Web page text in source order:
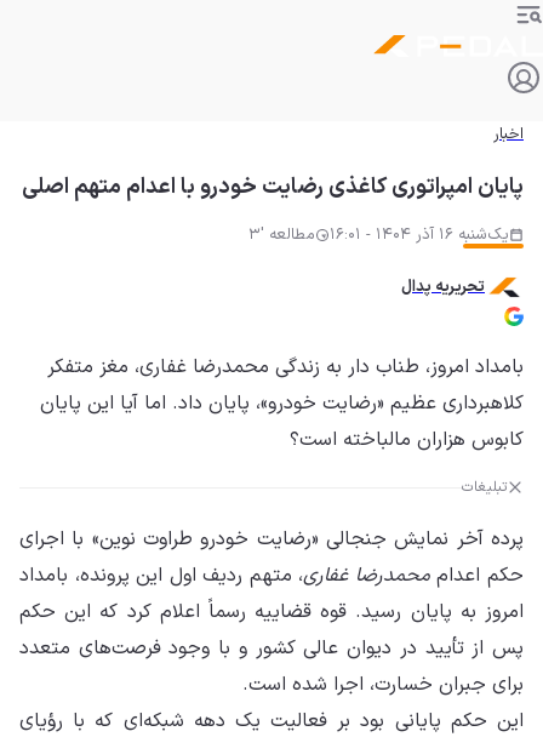
اخبار
پایان امپراتوری کاغذی رضایت خودرو با اعدام متهم اصلی
یک‌شنبه 16 آذر 1404 - 16:01 مطالعه '3
تحریریه پدال
بامداد امروز، طناب دار به زندگی محمدرضا غفاری، مغز متفکر
کلاهبرداری عظیم «رضایت خودرو»، پایان داد. اما آیا این پایان
کابوس هزاران مالباخته است؟
تبلیغات
پرده آخر نمایش جنجالی «رضایت خودرو طراوت نوین» با اجرای
حکم اعداممحمدرضا غفاری، متهم ردیف اول این پرونده، بامداد
امروز به پایان رسید. قوه قضاییه رسماً اعلام کرد که این حکم
پس از تأیید در دیوان عالی کشور و با وجود فرصت‌های متعدد
برای جبران خسارت، اجرا شده است.
این حکم پایانی بود بر فعالیت یک دهه شبکه‌ای که با رؤیای